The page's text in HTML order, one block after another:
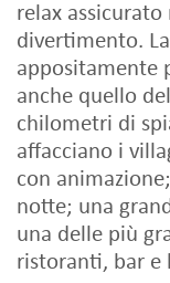
relax
divertimento.
appositamente
anche quello
chilometri di
affacciano i
con
notte; una
una delle più
ristoranti, bar e